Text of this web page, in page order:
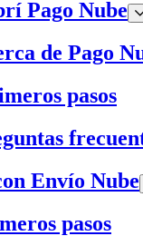
Pago Nube
de Pago
pasos
Envío Nube
pasos